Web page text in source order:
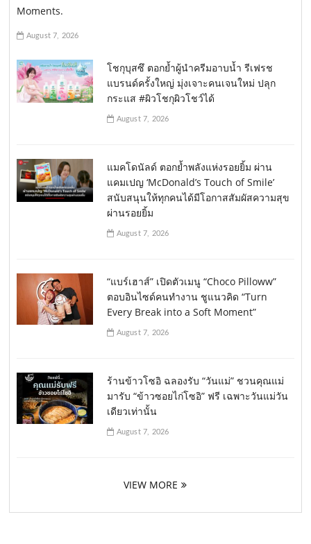
Moments.
August 7, 2026
โชกุบุสซึ ตอกย้ำผู้นำครีมอาบน้ำ รีเฟรช
แบรนด์ครั้งใหญ่ มุ่งเจาะคนเจนใหม่ ปลุก
กระแส #ผิวโชกุผิวโชว์ได้
August 7, 2026
แมคโดนัลด์ ตอกย้ำพลังแห่งรอยยิ้ม ผ่าน
แคมเปญ ‘McDonald’s Touch of Smile’
สนับสนุนให้ทุกคนได้มีโอกาสสัมผัสความสุข
ผ่านรอยยิ้ม
August 7, 2026
“แบร์เฮาส์” เปิดตัวเมนู “Choco Pilloww”
ตอบอินไซด์คนทำงาน ชูแนวคิด “Turn
Every Break into a Soft Moment”
August 7, 2026
ร้านข้าวโซอิ ฉลองรับ “วันแม่” ชวนคุณแม่
มารับ “ข้าวซอยไก่โซอิ” ฟรี เฉพาะวันแม่วัน
เดียวเท่านั้น
August 7, 2026
VIEW MORE